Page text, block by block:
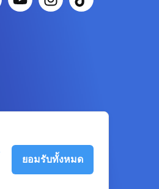
Sitemap Web Master
ยอมรับทั้งหมด